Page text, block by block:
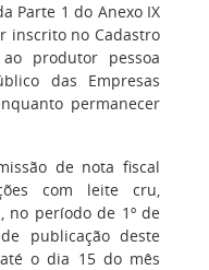
Parte 1 do Anexo IX
inscrito no Cadastro
produtor pessoa
das Empresas
permanecer
de nota fiscal
com leite cru,
no período de 1º de
publicação deste
o dia 15 do mês